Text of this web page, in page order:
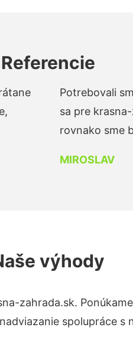
Referencie
Potrebovali
sa pre
rovnako sme
MIROSLAV
výhody
zahrada.sk.
spolupráce s